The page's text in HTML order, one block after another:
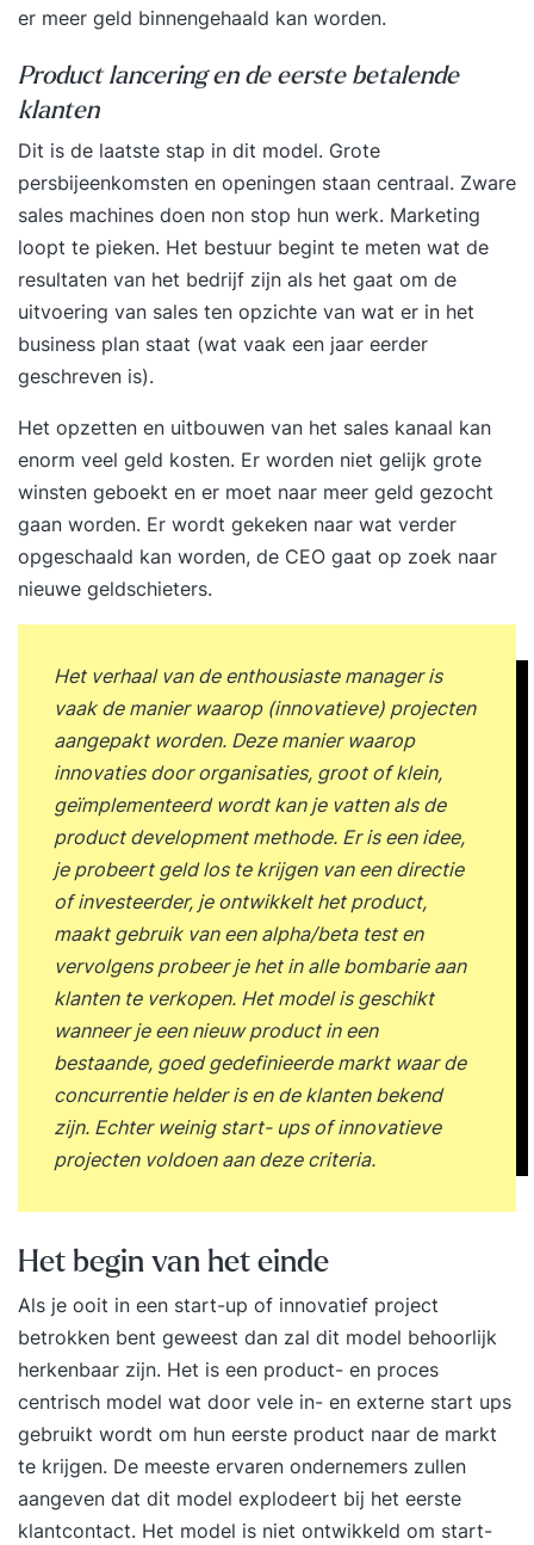
er meer geld binnengehaald kan worden.
Product lancering en de eerste betalende
klanten
Dit is de laatste stap in dit model. Grote
persbijeenkomsten en openingen staan centraal. Zware
sales machines doen non stop hun werk. Marketing
loopt te pieken. Het bestuur begint te meten wat de
resultaten van het bedrijf zijn als het gaat om de
uitvoering van sales ten opzichte van wat er in het
business plan staat (wat vaak een jaar eerder
geschreven is).
Het opzetten en uitbouwen van het sales kanaal kan
enorm veel geld kosten. Er worden niet gelijk grote
winsten geboekt en er moet naar meer geld gezocht
gaan worden. Er wordt gekeken naar wat verder
opgeschaald kan worden, de CEO gaat op zoek naar
nieuwe geldschieters.
Het verhaal van de enthousiaste manager is
vaak de manier waarop (innovatieve) projecten
aangepakt worden. Deze manier waarop
innovaties door organisaties, groot of klein,
geïmplementeerd wordt kan je vatten als de
product development methode. Er is een idee,
je probeert geld los te krijgen van een directie
of investeerder, je ontwikkelt het product,
maakt gebruik van een alpha/beta test en
vervolgens probeer je het in alle bombarie aan
klanten te verkopen. Het model is geschikt
wanneer je een nieuw product in een
bestaande, goed gedefinieerde markt waar de
concurrentie helder is en de klanten bekend
zijn. Echter weinig start- ups of innovatieve
projecten voldoen aan deze criteria.
Het begin van het einde
Als je ooit in een start-up of innovatief project
betrokken bent geweest dan zal dit model behoorlijk
herkenbaar zijn. Het is een product- en proces
centrisch model wat door vele in- en externe start ups
gebruikt wordt om hun eerste product naar de markt
te krijgen. De meeste ervaren ondernemers zullen
aangeven dat dit model explodeert bij het eerste
klantcontact. Het model is niet ontwikkeld om start-